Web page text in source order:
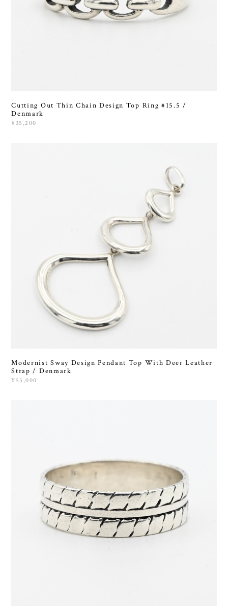
Cutting Out Thin Chain Design Top Ring #15.5 /
Denmark
¥35,200
Modernist Sway Design Pendant Top With Deer Leather
Strap / Denmark
¥55,000